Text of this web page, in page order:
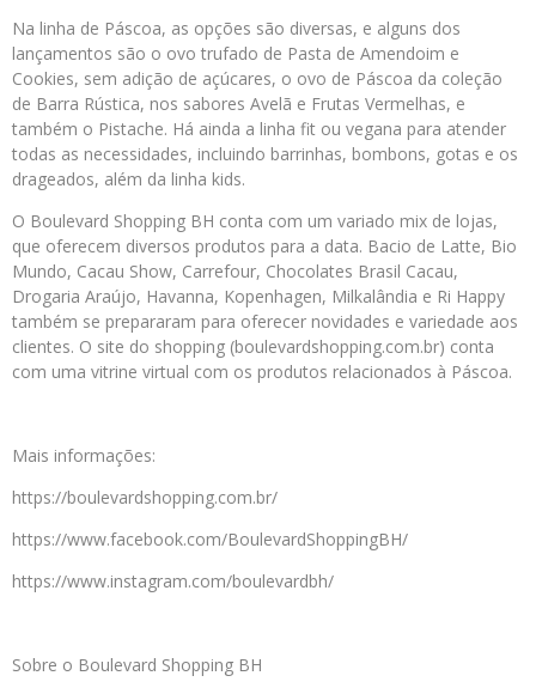
Na linha de Páscoa, as opções são diversas, e alguns dos
lançamentos são o ovo trufado de Pasta de Amendoim e
Cookies, sem adição de açúcares, o ovo de Páscoa da coleção
de Barra Rústica, nos sabores Avelã e Frutas Vermelhas, e
também o Pistache. Há ainda a linha fit ou vegana para atender
todas as necessidades, incluindo barrinhas, bombons, gotas e os
drageados, além da linha kids.
O Boulevard Shopping BH conta com um variado mix de lojas,
que oferecem diversos produtos para a data. Bacio de Latte, Bio
Mundo, Cacau Show, Carrefour, Chocolates Brasil Cacau,
Drogaria Araújo, Havanna, Kopenhagen, Milkalândia e Ri Happy
também se prepararam para oferecer novidades e variedade aos
clientes. O site do shopping (boulevardshopping.com.br) conta
com uma vitrine virtual com os produtos relacionados à Páscoa.
Mais informações:
https://boulevardshopping.com.br/
https://www.facebook.com/BoulevardShoppingBH/
https://www.instagram.com/boulevardbh/
Sobre o Boulevard Shopping BH